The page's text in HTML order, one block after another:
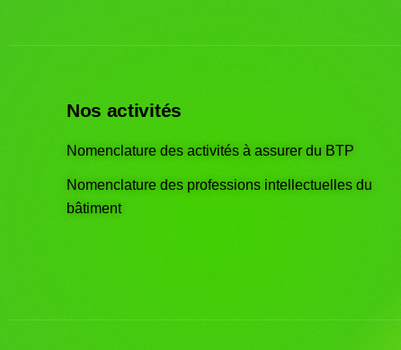
Nos activités
Nomenclature des activités à assurer du BTP
Nomenclature des professions intellectuelles du
bâtiment